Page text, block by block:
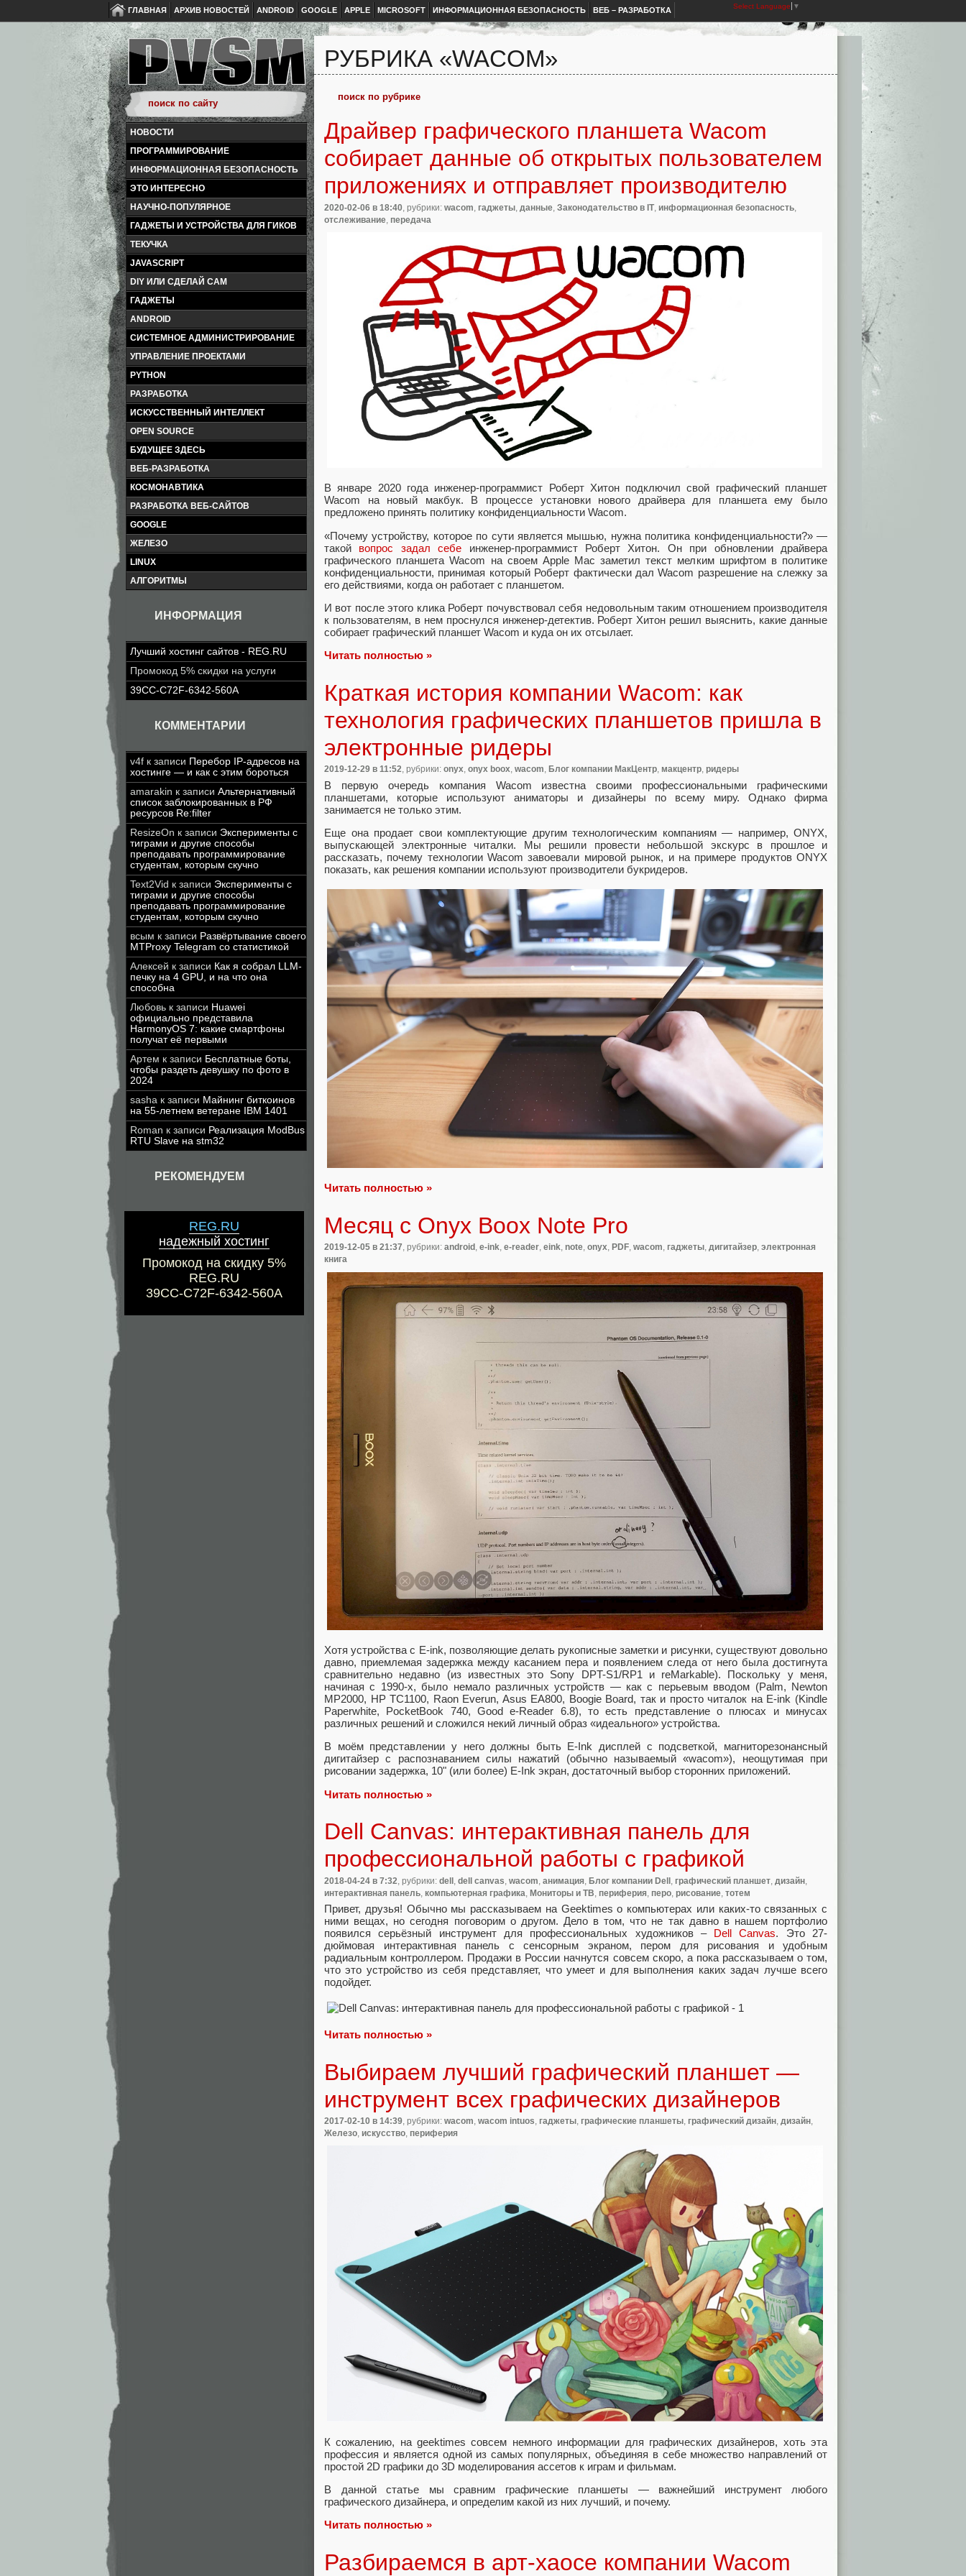
ГЛАВНАЯ АРХИВ НОВОСТЕЙ ANDROID GOOGLE APPLE MICROSOFT ИНФОРМАЦИОННАЯ БЕЗОПАСНОСТЬ ВЕБ – РАЗРАБОТКА Select Language ▼
НОВОСТИ
ПРОГРАММИРОВАНИЕ
ИНФОРМАЦИОННАЯ БЕЗОПАСНОСТЬ
ЭТО ИНТЕРЕСНО
НАУЧНО-ПОПУЛЯРНОЕ
ГАДЖЕТЫ И УСТРОЙСТВА ДЛЯ ГИКОВ
ТЕКУЧКА
JAVASCRIPT
DIY ИЛИ СДЕЛАЙ САМ
ГАДЖЕТЫ
ANDROID
СИСТЕМНОЕ АДМИНИСТРИРОВАНИЕ
УПРАВЛЕНИЕ ПРОЕКТАМИ
PYTHON
РАЗРАБОТКА
ИСКУССТВЕННЫЙ ИНТЕЛЛЕКТ
OPEN SOURCE
БУДУЩЕЕ ЗДЕСЬ
ВЕБ-РАЗРАБОТКА
КОСМОНАВТИКА
РАЗРАБОТКА ВЕБ-САЙТОВ
GOOGLE
ЖЕЛЕЗО
LINUX
АЛГОРИТМЫ
ИНФОРМАЦИЯ
Лучший хостинг сайтов - REG.RU
Промокод 5% скидки на услуги
39CC-C72F-6342-560A
КОММЕНТАРИИ
v4f к записи Перебор IP-адресов на
хостинге — и как с этим бороться
amarakin к записи Альтернативный
список заблокированных в РФ
ресурсов Re:filter
ResizeOn к записи Эксперименты с
тиграми и другие способы
преподавать программирование
студентам, которым скучно
Text2Vid к записи Эксперименты с
тиграми и другие способы
преподавать программирование
студентам, которым скучно
всым к записи Развёртывание своего
MTProxy Telegram со статистикой
Алексей к записи Как я собрал LLM-
печку на 4 GPU, и на что она
способна
Любовь к записи Huawei
официально представила
HarmonyOS 7: какие смартфоны
получат её первыми
Артем к записи Бесплатные боты,
чтобы раздеть девушку по фото в
2024
sasha к записи Майнинг биткоинов
на 55-летнем ветеране IBM 1401
Roman к записи Реализация ModBus
RTU Slave на stm32
РЕКОМЕНДУЕМ
REG.RU
надежный хостинг
Промокод на скидку 5%
REG.RU
39CC-C72F-6342-560A
РУБРИКА «WACOM»
Драйвер графического планшета Wacom
собирает данные об открытых пользователем
приложениях и отправляет производителю
2020-02-06 в 18:40 , рубрики: wacom гаджеты данные Законодательство в IT, информационная безопасность
отслеживание передача
В январе 2020 года инженер-программист Роберт Хитон подключил свой графический планшет
Wacom на новый макбук. В процессе установки нового драйвера для планшета ему было
предложено принять политику конфиденциальности Wacom.
«Почему устройству, которое по сути является мышью, нужна политика конфиденциальности?» —
такой вопрос задал себе инженер-программист Роберт Хитон. Он при обновлении драйвера
графического планшета Wacom на своем Apple Mac заметил текст мелким шрифтом в политике
конфиденциальности, принимая который Роберт фактически дал Wacom разрешение на слежку за
его действиями, когда он работает с планшетом.
И вот после этого клика Роберт почувствовал себя недовольным таким отношением производителя
к пользователям, в нем проснулся инженер-детектив. Роберт Хитон решил выяснить, какие данные
собирает графический планшет Wacom и куда он их отсылает.
Читать полностью »
Краткая история компании Wacom: как
технология графических планшетов пришла в
электронные ридеры
2019-12-29 в 11:52, рубрики: onyx, onyx boox, wacom, Блог компании МакЦентр, макцентр, ридеры
В первую очередь компания Wacom известна своими профессиональными графическими
планшетами, которые используют аниматоры и дизайнеры по всему миру. Однако фирма
занимается не только этим.
Еще она продает свои комплектующие другим технологическим компаниям — например, ONYX,
выпускающей электронные читалки. Мы решили провести небольшой экскурс в прошлое и
рассказать, почему технологии Wacom завоевали мировой рынок, и на примере продуктов ONYX
показать, как решения компании используют производители букридеров.
Читать полностью »
Месяц с Onyx Boox Note Pro
2019-12-05 в 21:37, рубрики: android , e-ink, e-reader, eink, note, onyx, PDF, wacom, гаджеты, дигитайзер, электронная
книга
Хотя устройства с E-ink, позволяющие делать рукописные заметки и рисунки, существуют довольно
давно, приемлемая задержка между касанием пера и появлением следа от него была достигнута
сравнительно недавно (из известных это Sony DPT-S1/RP1 и reMarkable). Поскольку у меня,
начиная с 1990-х, было немало различных устройств — как с перьевым вводом (Palm, Newton
MP2000, HP TC1100, Raon Everun, Asus EA800, Boogie Board, так и просто читалок на E-ink (Kindle
Paperwhite, PocketBook 740, Good e-Reader 6.8), то есть представление о плюсах и минусах
различных решений и сложился некий личный образ «идеального» устройства.
В моём представлении у него должны быть E-Ink дисплей с подсветкой, магниторезонансный
дигитайзер с распознаванием силы нажатий (обычно называемый «wacom»), неощутимая при
рисовании задержка, 10" (или более) E-Ink экран, достаточный выбор сторонних приложений.
Читать полностью »
Dell Canvas: интерактивная панель для
профессиональной работы с графикой
2018-04-24 в 7:32 , рубрики: dell dell canvas wacom анимация Блог компании Dell графический планшет дизайн
интерактивная панель компьютерная графика Мониторы и ТВ периферия перо рисование тотем
Привет, друзья! Обычно мы рассказываем на Geektimes о компьютерах или каких-то связанных с
ними вещах, но сегодня поговорим о другом. Дело в том, что не так давно в нашем портфолио
появился серьёзный инструмент для профессиональных художников – Dell Canvas. Это 27-
дюймовая интерактивная панель с сенсорным экраном, пером для рисования и удобным
радиальным контроллером. Продажи в России начнутся совсем скоро, а пока рассказываем о том,
что это устройство из себя представляет, что умеет и для выполнения каких задач лучше всего
подойдет.
Читать полностью »
Выбираем лучший графический планшет —
инструмент всех графических дизайнеров
2017-02-10 в 14:39 , рубрики: wacom wacom intuos гаджеты графические планшеты графический дизайн дизайн
Железо искусство периферия
К сожалению, на geektimes совсем немного информации для графических дизайнеров, хоть эта
профессия и является одной из самых популярных, объединяя в себе множество направлений от
простой 2D графики до 3D моделирования ассетов к играм и фильмам.
В данной статье мы сравним графические планшеты — важнейший инструмент любого
графического дизайнера, и определим какой из них лучший, и почему.
Читать полностью »
Разбираемся в арт-хаосе компании Wacom